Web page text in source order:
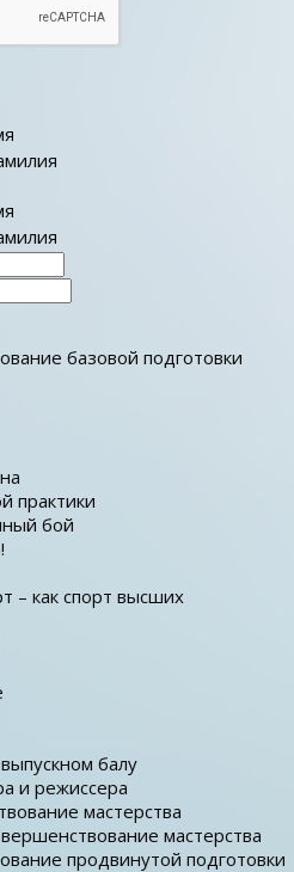
базовой подготовки
практики
бой
– как спорт высших
балу
и режиссера
мастерства
мастерства
продвинутой подготовки